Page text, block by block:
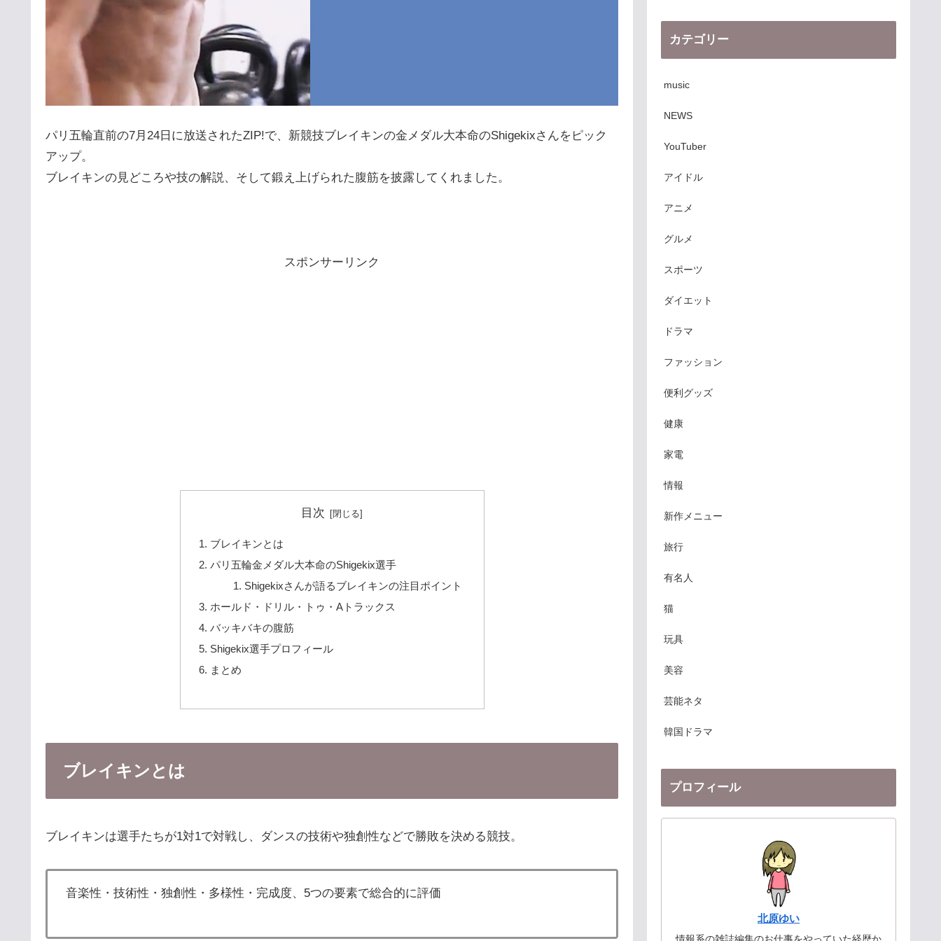
パリ五輪直前の7月24日に放送されたZIP!で、新競技ブレイキンの金メダル大本命のShigekixさんをピック
アップ。
ブレイキンの見どころや技の解説、そして鍛え上げられた腹筋を披露してくれました。
スポンサーリンク
目次
ブレイキンとは
パリ五輪金メダル大本命のShigekix選手
Shigekixさんが語るブレイキンの注目ポイント
ホールド・ドリル・トゥ・Aトラックス
バッキバキの腹筋
Shigekix選手プロフィール
まとめ
ブレイキンとは
ブレイキンは選手たちが1対1で対戦し、ダンスの技術や独創性などで勝敗を決める競技。
音楽性・技術性・独創性・多様性・完成度、5つの要素で総合的に評価
カテゴリー
music
NEWS
YouTuber
アイドル
アニメ
グルメ
スポーツ
ダイエット
ドラマ
ファッション
便利グッズ
健康
家電
情報
新作メニュー
旅行
有名人
猫
玩具
美容
芸能ネタ
韓国ドラマ
プロフィール
北原ゆい